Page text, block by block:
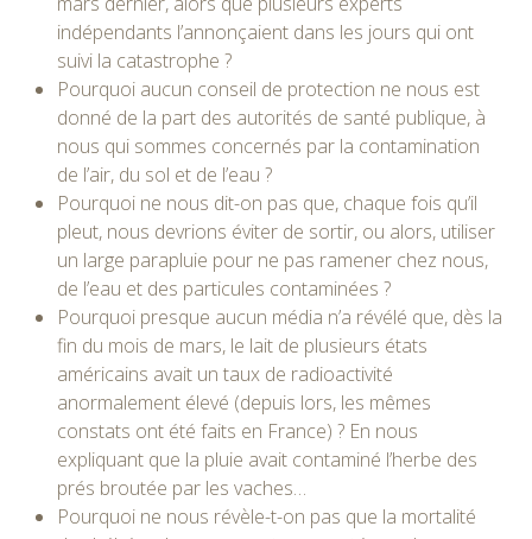
indépendants l’annonçaient dans les jours qui ont
suivi la catastrophe ?
Pourquoi aucun conseil de protection ne nous est
donné de la part des autorités de santé publique, à
nous qui sommes concernés par la contamination
de l’air, du sol et de l’eau ?
Pourquoi ne nous dit-on pas que, chaque fois qu’il
pleut, nous devrions éviter de sortir, ou alors, utiliser
un large parapluie pour ne pas ramener chez nous,
de l’eau et des particules contaminées ?
Pourquoi presque aucun média n’a révélé que, dès la
fin du mois de mars, le lait de plusieurs états
américains avait un taux de radioactivité
anormalement élevé (depuis lors, les mêmes
constats ont été faits en France) ? En nous
expliquant que la pluie avait contaminé l’herbe des
prés broutée par les vaches…
Pourquoi ne nous révèle-t-on pas que la mortalité